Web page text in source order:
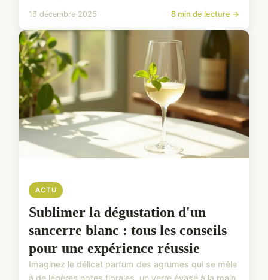
16 décembre 2025 8 min de lecture →
ACTU
Sublimer la dégustation d'un
sancerre blanc : tous les conseils
pour une expérience réussie
Imaginez le délicat parfum des agrumes qui se mêle